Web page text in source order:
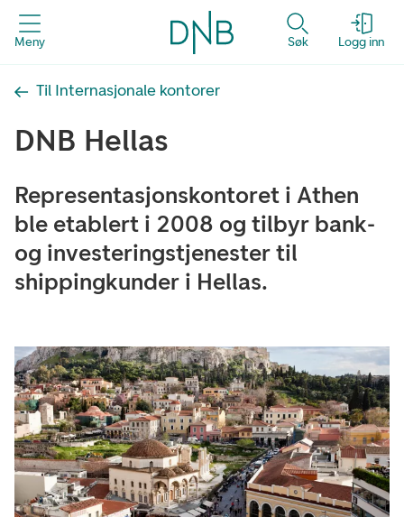
Meny Søk Logg inn
Til Internasjonale kontorer
DNB Hellas
Representasjonskontoret i Athen
ble etablert i 2008 og tilbyr bank-
og investeringstjenester til
shippingkunder i Hellas.